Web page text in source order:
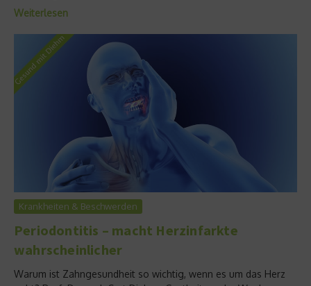
Weiterlesen
Krankheiten & Beschwerden
Periodontitis – macht Herzinfarkte
wahrscheinlicher
Warum ist Zahngesundheit so wichtig, wenn es um das Herz